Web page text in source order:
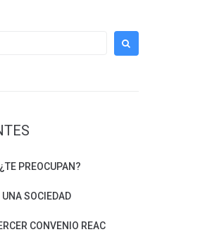
PREOCUPAN?
SOCIEDAD
CONVENIO REAC